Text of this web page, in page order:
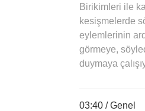
Birikimleri ile
kesişmelerde
eylemlerinin
görmeye,
duymaya
03:40 /Genel